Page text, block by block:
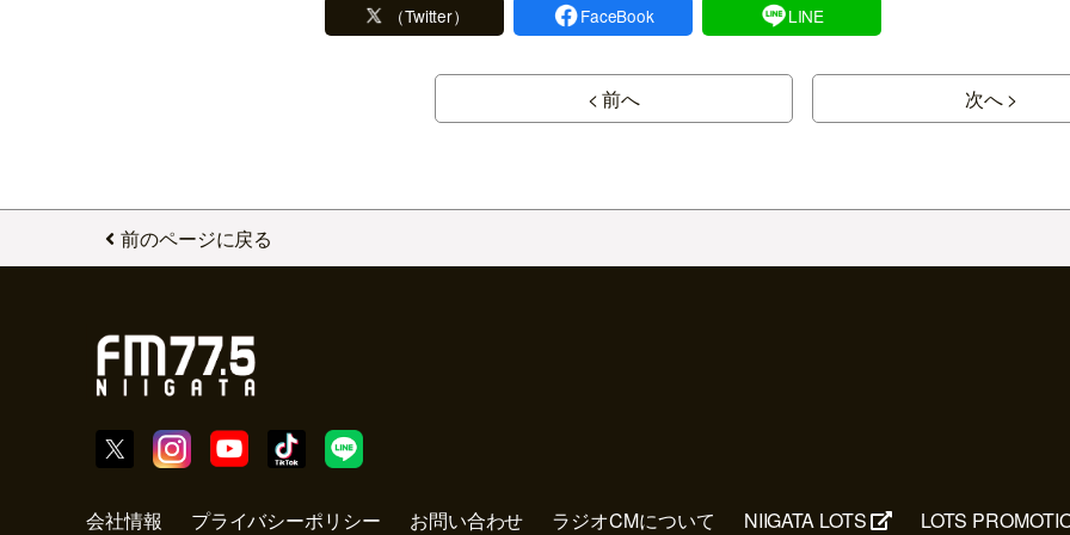
（Twitter） FaceBook LINE
< 前へ 次へ >
前のページに戻る
会社情報 プライバシーポリシー お問い合わせ ラジオCMについて NIIGATA LOTS LOTS